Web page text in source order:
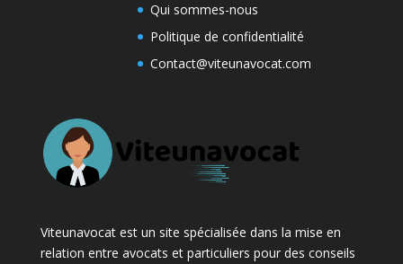
Qui sommes-nous
Politique de confidentialité
Contact@viteunavocat.com
Viteunavocat est un site spécialisée dans la mise en
relation entre avocats et particuliers pour des conseils